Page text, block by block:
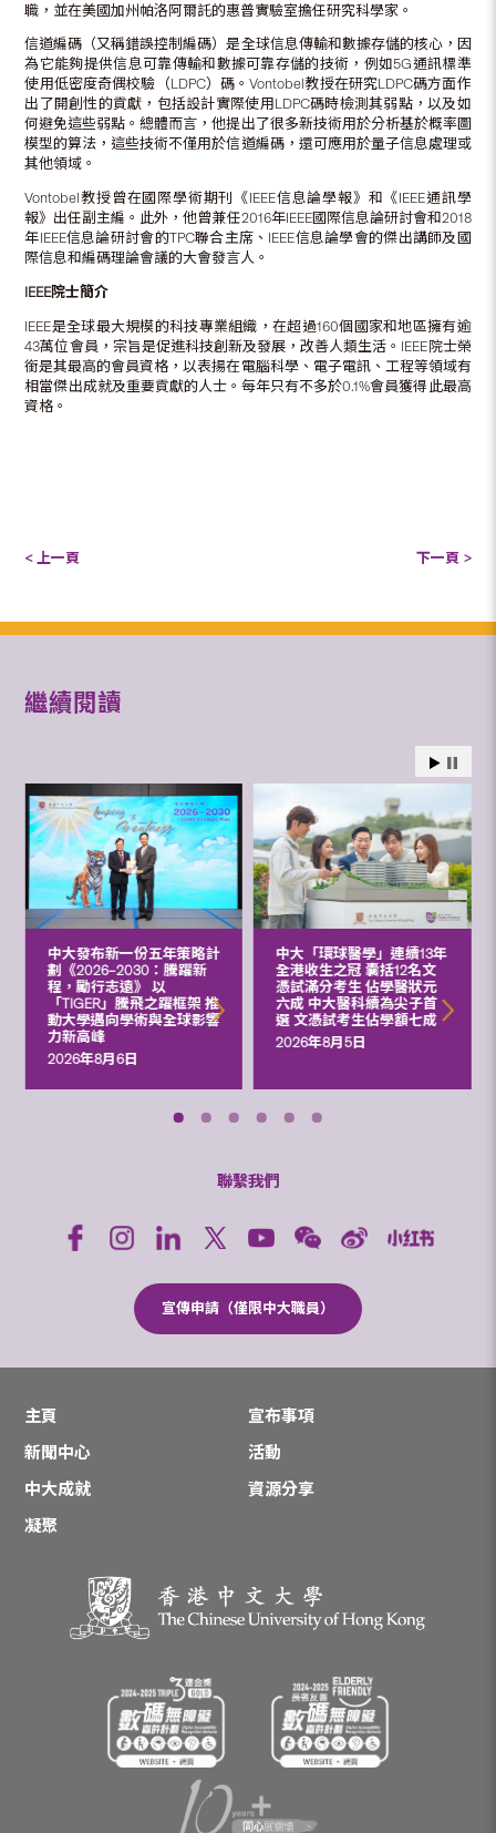
職，並在美國加州帕洛阿爾託的惠普實驗室擔任研究科學家。
信道編碼（又稱錯誤控制編碼）是全球信息傳輸和數據存儲的核心，因
為它能夠提供信息可靠傳輸和數據可靠存儲的技術，例如5G通訊標準
使用低密度奇偶校驗（LDPC）碼。Vontobel教授在研究LDPC碼方面作
出了開創性的貢獻，包括設計實際使用LDPC碼時檢測其弱點，以及如
何避免這些弱點。總體而言，他提出了很多新技術用於分析基於概率圖
模型的算法，這些技術不僅用於信道編碼，還可應用於量子信息處理或
其他領域。
Vontobel教授曾在國際學術期刊《IEEE信息論學報》和《IEEE通訊學
報》出任副主編。此外，他曾兼任2016年IEEE國際信息論研討會和2018
年IEEE信息論研討會的TPC聯合主席、IEEE信息論學會的傑出講師及國
際信息和編碼理論會議的大會發言人。
IEEE院士簡介
IEEE是全球最大規模的科技專業組織，在超過160個國家和地區擁有逾
43萬位會員，宗旨是促進科技創新及發展，改善人類生活。IEEE院士榮
銜是其最高的會員資格，以表揚在電腦科學、電子電訊、工程等領域有
相當傑出成就及重要貢獻的人士。每年只有不多於0.1%會員獲得此最高
資格。
< 上一頁 下一頁 >
繼續閱讀
中大發布新一份五年策略計
劃《2026‒2030：騰躍新
程，勵行志遠》 以
「TIGER」騰飛之躍框架 推
動大學邁向學術與全球影響
力新高峰
2026年8月6日
中大「環球醫學」連續13年
全港收生之冠 囊括12名文
憑試滿分考生 佔學醫狀元
六成 中大醫科續為尖子首
選 文憑試考生佔學額七成
2026年8月5日
聯繫我們
宣傳申請（僅限中大職員）
主頁
宣布事項
新聞中心
活動
中大成就
資源分享
凝聚